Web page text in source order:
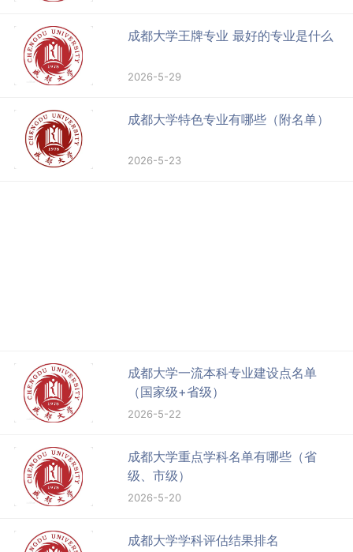
成都大学王牌专业 最好的专业是什么
2026-5-29
成都大学特色专业有哪些（附名单）
2026-5-23
成都大学一流本科专业建设点名单
（国家级+省级）
2026-5-22
成都大学重点学科名单有哪些（省
级、市级）
2026-5-20
成都大学学科评估结果排名